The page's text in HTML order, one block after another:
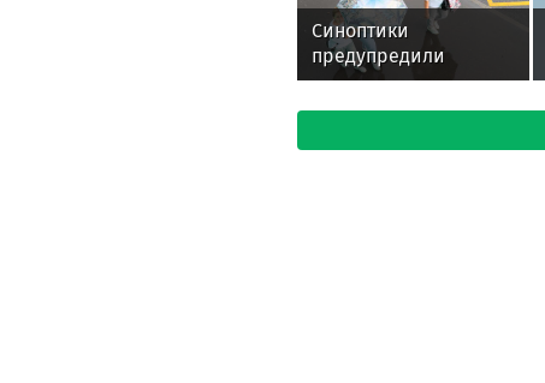
Синоптики
предупредили
москвичей о жаркой
погоде и дождях с